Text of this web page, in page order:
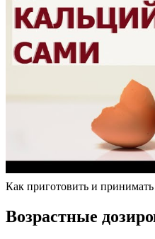
Как приготовить и
Возрастные